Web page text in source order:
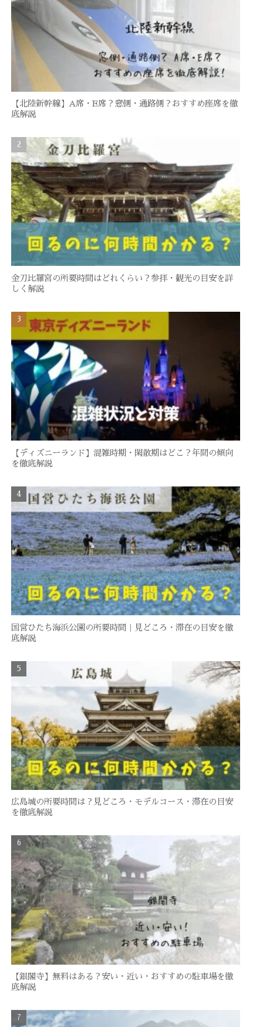
【北陸新幹線】A席・E席？窓側・通路側？おすすめ座席を徹
底解説
金刀比羅宮の所要時間はどれくらい？参拝・観光の目安を詳
しく解説
【ディズニーランド】混雑時期・閑散期はどこ？年間の傾向
を徹底解説
国営ひたち海浜公園の所要時間｜見どころ・滞在の目安を徹
底解説
広島城の所要時間は？見どころ・モデルコース・滞在の目安
を徹底解説
【銀閣寺】無料はある？安い・近い・おすすめの駐車場を徹
底解説